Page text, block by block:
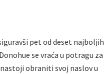
pet od deset najboljih
se vraća u potragu za
obraniti svoj naslov u